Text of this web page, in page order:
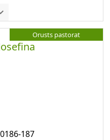
Orusts pastorat
187